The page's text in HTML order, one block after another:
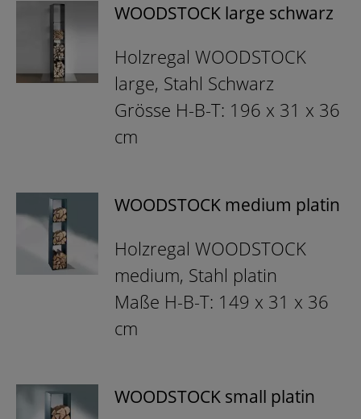
WOODSTOCK large schwarz
Holzregal WOODSTOCK
large, Stahl Schwarz
Grösse H-B-T: 196 x 31 x 36
cm
WOODSTOCK medium platin
Holzregal WOODSTOCK
medium, Stahl platin
Maße H-B-T: 149 x 31 x 36
cm
WOODSTOCK small platin